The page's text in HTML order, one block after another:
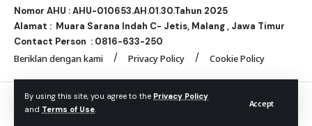
By using this site, you agree to the Privacy Policy
and Terms of Use.
Accept
Nomor AHU : AHU-010653.AH.01.30.Tahun 2025
Alamat : Muara Sarana Indah C- Jetis, Malang , Jawa Timur
Contact Person : 0816-633-250
Beriklan dengan kami Privacy Policy Cookie Policy
© Foxiz News Network. Ruby Design Company. All Rights